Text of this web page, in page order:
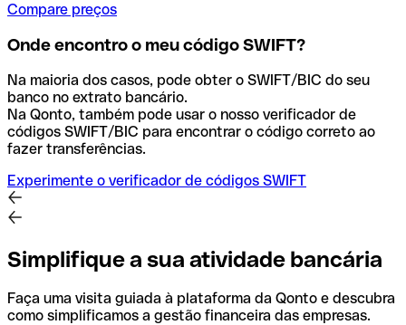
Compare preços
Onde encontro o meu código SWIFT?
Na maioria dos casos, pode obter o SWIFT/BIC do seu
banco no extrato bancário.
Na Qonto, também pode usar o nosso verificador de
códigos SWIFT/BIC para encontrar o código correto ao
fazer transferências.
Experimente o verificador de códigos SWIFT
Simplifique a sua atividade bancária
Faça uma visita guiada à plataforma da Qonto e descubra
como simplificamos a gestão financeira das empresas.